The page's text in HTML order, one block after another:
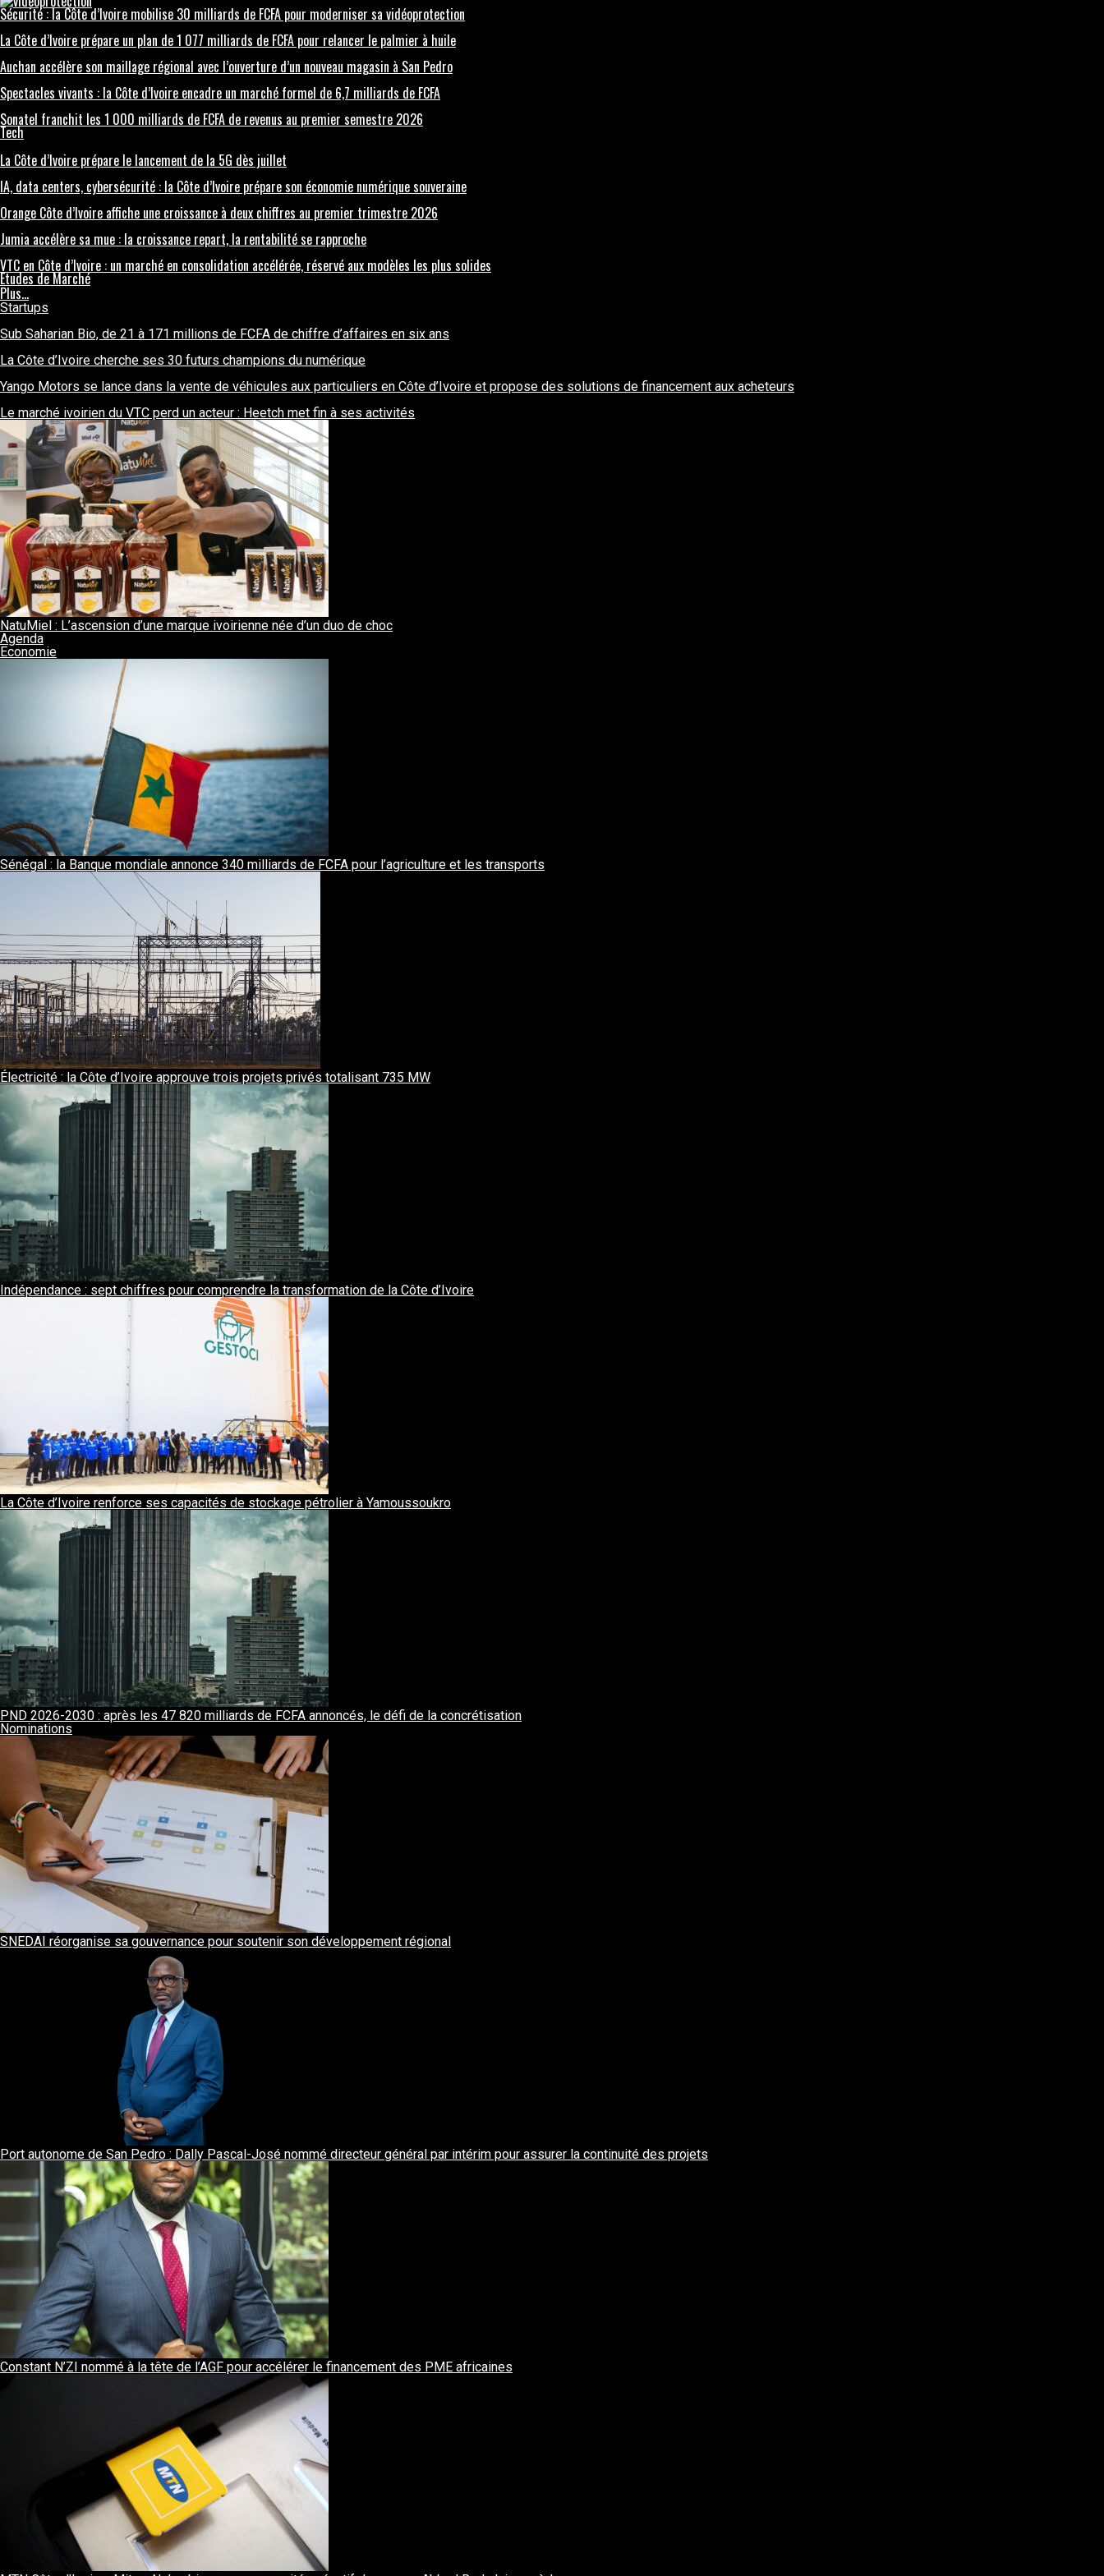
Sécurité : la Côte d’Ivoire mobilise 30 milliards de FCFA pour moderniser sa vidéoprotection
La Côte d’Ivoire prépare un plan de 1 077 milliards de FCFA pour relancer le palmier à huile
Auchan accélère son maillage régional avec l’ouverture d’un nouveau magasin à San Pedro
Spectacles vivants : la Côte d’Ivoire encadre un marché formel de 6,7 milliards de FCFA
Sonatel franchit les 1 000 milliards de FCFA de revenus au premier semestre 2026
Tech
La Côte d’Ivoire prépare le lancement de la 5G dès juillet
IA, data centers, cybersécurité : la Côte d’Ivoire prépare son économie numérique souveraine
Orange Côte d’Ivoire affiche une croissance à deux chiffres au premier trimestre 2026
Jumia accélère sa mue : la croissance repart, la rentabilité se rapproche
VTC en Côte d’Ivoire : un marché en consolidation accélérée, réservé aux modèles les plus solides
Etudes de Marché
Plus…
Startups
Sub Saharian Bio, de 21 à 171 millions de FCFA de chiffre d’affaires en six ans
La Côte d’Ivoire cherche ses 30 futurs champions du numérique
Yango Motors se lance dans la vente de véhicules aux particuliers en Côte d’Ivoire et propose des solutions de financement aux acheteurs
Le marché ivoirien du VTC perd un acteur : Heetch met fin à ses activités
NatuMiel : L’ascension d’une marque ivoirienne née d’un duo de choc
Agenda
Economie
Sénégal : la Banque mondiale annonce 340 milliards de FCFA pour l’agriculture et les transports
Électricité : la Côte d’Ivoire approuve trois projets privés totalisant 735 MW
Indépendance : sept chiffres pour comprendre la transformation de la Côte d’Ivoire
La Côte d’Ivoire renforce ses capacités de stockage pétrolier à Yamoussoukro
PND 2026-2030 : après les 47 820 milliards de FCFA annoncés, le défi de la concrétisation
Nominations
SNEDAI réorganise sa gouvernance pour soutenir son développement régional
Port autonome de San Pedro : Dally Pascal-José nommé directeur général par intérim pour assurer la continuité des projets
Constant N’ZI nommé à la tête de l’AGF pour accélérer le financement des PME africaines